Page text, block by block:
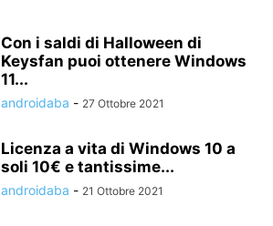
Con i saldi di Halloween di
Keysfan puoi ottenere Windows
11...
androidaba - 27 Ottobre 2021
Licenza a vita di Windows 10 a
soli 10€ e tantissime...
androidaba - 21 Ottobre 2021